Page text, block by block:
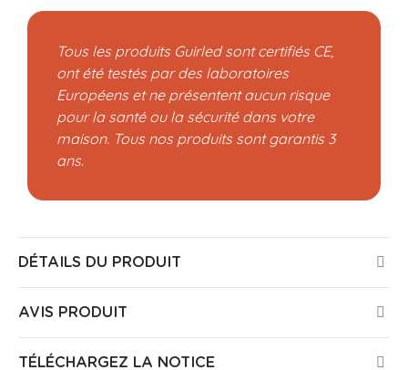
Tous les produits Guirled sont certifiés CE,
ont été testés par des laboratoires
Européens et ne présentent aucun risque
pour la santé ou la sécurité dans votre
maison. Tous nos produits sont garantis 3
ans.
DÉTAILS DU PRODUIT
AVIS PRODUIT
TÉLÉCHARGEZ LA NOTICE